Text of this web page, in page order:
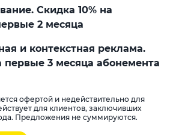
Скидка 10% на
2 месяца
и контекстная реклама.
первые 3 месяца абонемента
офертой и недействительно для
для клиентов, заключивших
Предложения не суммируются.